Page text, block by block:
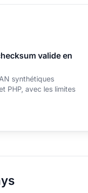
valide en
synthétiques
PHP, avec les limites